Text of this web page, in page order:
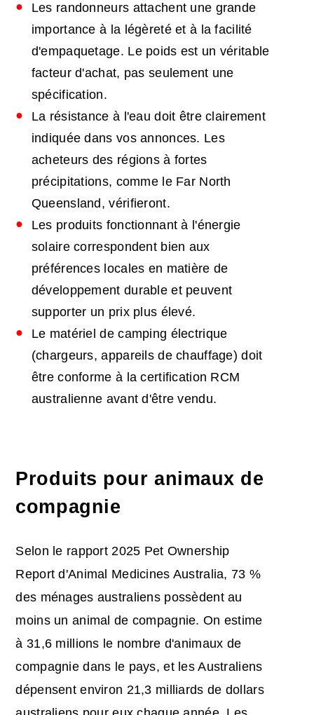
Les randonneurs attachent une grande
importance à la légèreté et à la facilité
d'empaquetage. Le poids est un véritable
facteur d'achat, pas seulement une
spécification.
La résistance à l'eau doit être clairement
indiquée dans vos annonces. Les
acheteurs des régions à fortes
précipitations, comme le Far North
Queensland, vérifieront.
Les produits fonctionnant à l'énergie
solaire correspondent bien aux
préférences locales en matière de
développement durable et peuvent
supporter un prix plus élevé.
Le matériel de camping électrique
(chargeurs, appareils de chauffage) doit
être conforme à la certification RCM
australienne avant d'être vendu.
Produits pour animaux de
compagnie
Selon le rapport 2025 Pet Ownership
Report d'Animal Medicines Australia, 73 %
des ménages australiens possèdent au
moins un animal de compagnie. On estime
à 31,6 millions le nombre d'animaux de
compagnie dans le pays, et les Australiens
dépensent environ 21,3 milliards de dollars